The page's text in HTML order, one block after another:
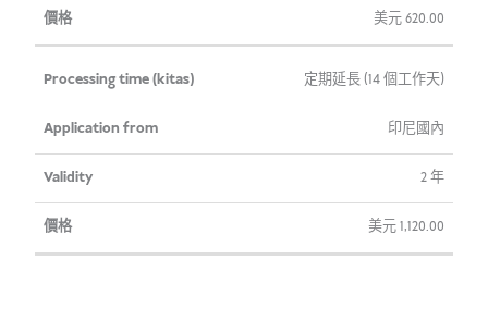
美元620.00
定期延長 (14 個工作天)
印尼國內
2 年
美元1,120.00